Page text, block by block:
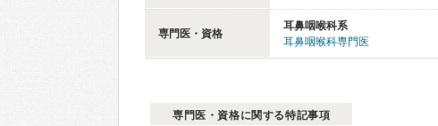
専門医・資格
耳鼻咽喉科系
耳鼻咽喉科専門医
専門医・資格に関する特記事項